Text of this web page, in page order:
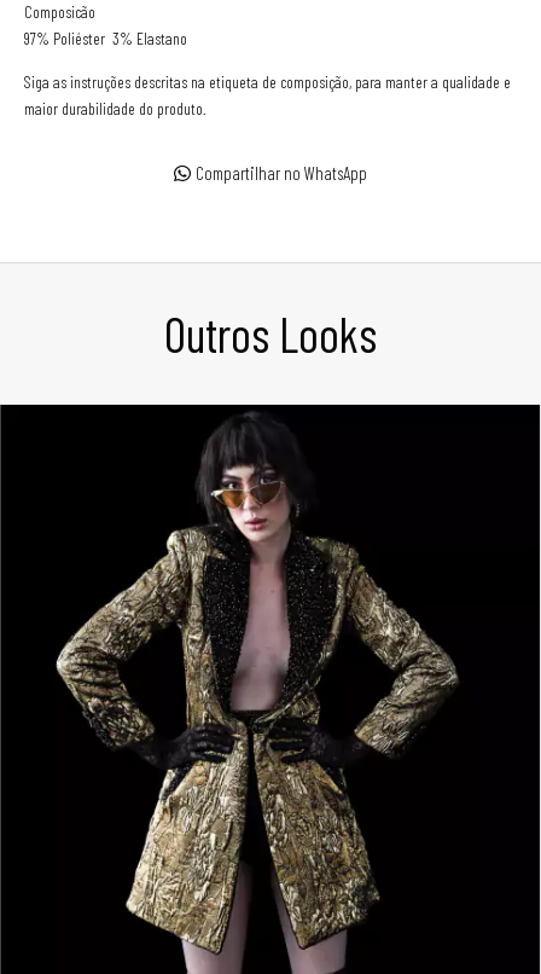
Composicão
97% Poliéster 3% Elastano
Siga as instruções descritas na etiqueta de composição, para manter a qualidade e
maior durabilidade do produto.
Compartilhar no WhatsApp
Outros Looks